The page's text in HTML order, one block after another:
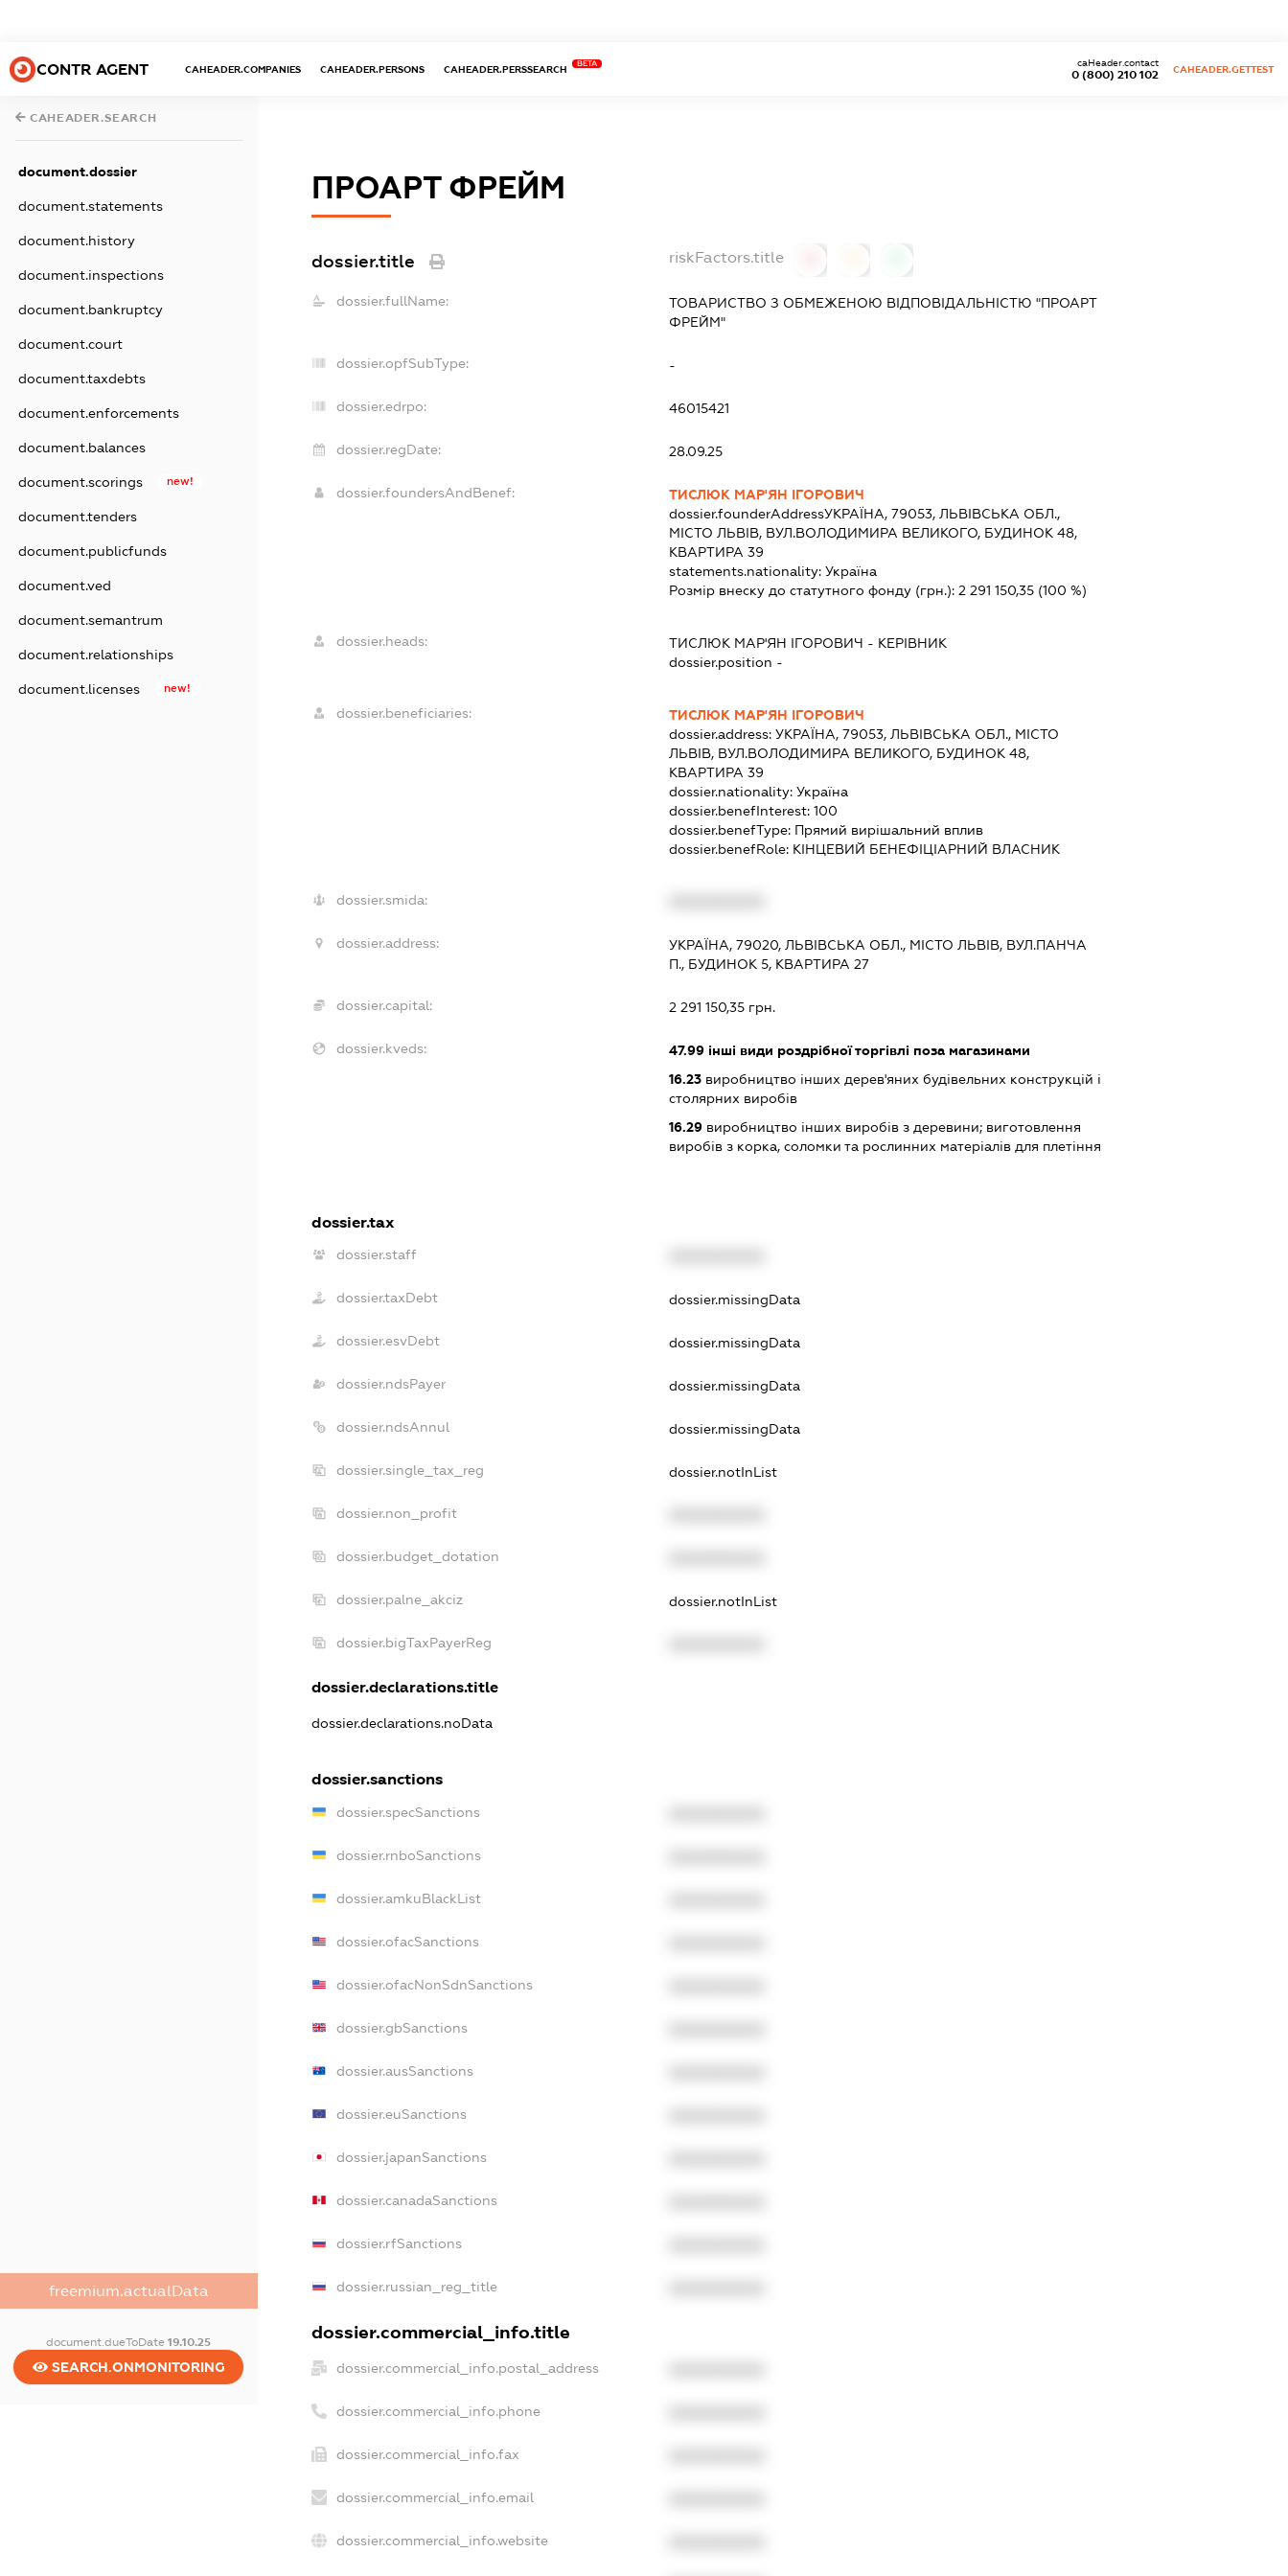
CONTR AGENT CAHEADER.COMPANIES CAHEADER.PERSONS CAHEADER.PERSSEARCH
BETA
0 (800) 210 102
caHeader.contact
CAHEADER.GETTEST
CAHEADER.SEARCH
document.dossier
document.statements
document.history
document.inspections
document.bankruptcy
document.court
document.taxdebts
document.enforcements
document.balances
document.scorings new!
document.tenders
document.publicfunds
document.ved
document.semantrum
document.relationships
document.licenses new!
freemium.actualData
document.dueToDate19.10.25
SEARCH.ONMONITORING
ПРОАРТ ФРЕЙМ
dossier.title riskFactors.title
dossier.fullName:
ТОВАРИСТВО З ОБМЕЖЕНОЮ ВІДПОВІДАЛЬНІСТЮ "ПРОАРТ
ФРЕЙМ"
dossier.opfSubType: -
dossier.edrpo: 46015421
dossier.regDate: 28.09.25
dossier.foundersAndBenef:
ТИСЛЮК МАР'ЯН ІГОРОВИЧ
dossier.founderAddressУКРАЇНА, 79053, ЛЬВІВСЬКА ОБЛ.,
МІСТО ЛЬВІВ, ВУЛ.ВОЛОДИМИРА ВЕЛИКОГО, БУДИНОК 48,
КВАРТИРА 39
statements.nationality: Україна
Розмір внеску до статутного фонду (грн.): 2 291 150,35(100 %)
dossier.heads: ТИСЛЮК МАР'ЯН ІГОРОВИЧ - КЕРІВНИК
dossier.position -
dossier.beneficiaries:
ТИСЛЮК МАР'ЯН ІГОРОВИЧ
dossier.address: УКРАЇНА, 79053, ЛЬВІВСЬКА ОБЛ., МІСТО
ЛЬВІВ, ВУЛ.ВОЛОДИМИРА ВЕЛИКОГО, БУДИНОК 48,
КВАРТИРА 39
dossier.nationality: Україна
dossier.benefInterest: 100
dossier.benefType: Прямий вирішальний вплив
dossier.benefRole: КІНЦЕВИЙ БЕНЕФІЦІАРНИЙ ВЛАСНИК
dossier.smida:
dossier.address:
УКРАЇНА, 79020, ЛЬВІВСЬКА ОБЛ., МІСТО ЛЬВІВ, ВУЛ.ПАНЧА
П., БУДИНОК 5, КВАРТИРА 27
dossier.capital: 2 291 150,35 грн.
dossier.kveds: 47.99інші види роздрібної торгівлі поза магазинами
16.23виробництво інших дерев'яних будівельних конструкцій і
столярних виробів
16.29виробництво інших виробів з деревини; виготовлення
виробів з корка, соломки та рослинних матеріалів для плетіння
dossier.tax
dossier.staff
dossier.taxDebt dossier.missingData
dossier.esvDebt dossier.missingData
dossier.ndsPayer dossier.missingData
dossier.ndsAnnul dossier.missingData
dossier.single_tax_reg dossier.notInList
dossier.non_profit
dossier.budget_dotation
dossier.palne_akciz dossier.notInList
dossier.bigTaxPayerReg
dossier.declarations.title
dossier.declarations.noData
dossier.sanctions
dossier.specSanctions
dossier.rnboSanctions
dossier.amkuBlackList
dossier.ofacSanctions
dossier.ofacNonSdnSanctions
dossier.gbSanctions
dossier.ausSanctions
dossier.euSanctions
dossier.japanSanctions
dossier.canadaSanctions
dossier.rfSanctions
dossier.russian_reg_title
dossier.commercial_info.title
dossier.commercial_info.postal_address
dossier.commercial_info.phone
dossier.commercial_info.fax
dossier.commercial_info.email
dossier.commercial_info.website